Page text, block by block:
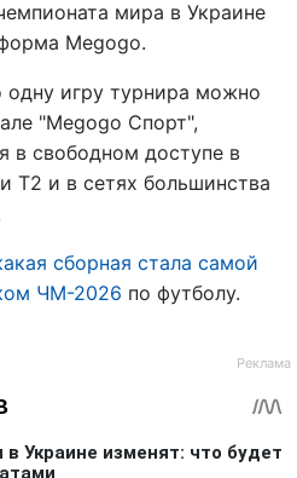
мира в Украине
Megogo.
игру турнира можно
"Megogo Спорт",
в свободном доступе в
Т2 и в сетях большинства
сборная стала самой
ЧМ-2026 по футболу.